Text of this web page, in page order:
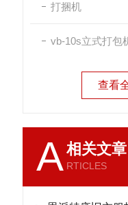
打捆机
vb-10s立式打包
查看
A相关文章
RTICLES